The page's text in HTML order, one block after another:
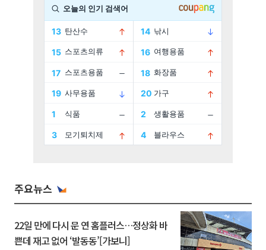
주요뉴스
22일 만에 다시 문 연 홈플러스…정상화 바
쁜데 재고 없어 ‘발동동’[가보니]